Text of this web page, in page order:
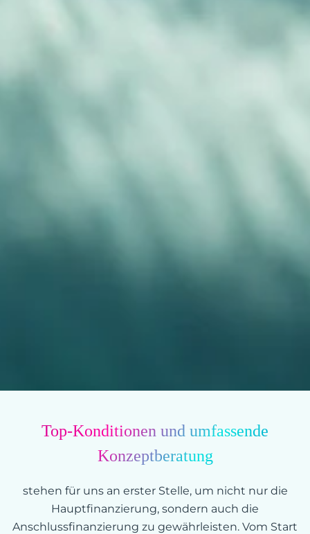
Top-Konditionen und umfassende
Konzeptberatung
stehen für uns an erster Stelle, um nicht nur die
Hauptfinanzierung, sondern auch die
Anschlussfinanzierung zu gewährleisten. Vom Start